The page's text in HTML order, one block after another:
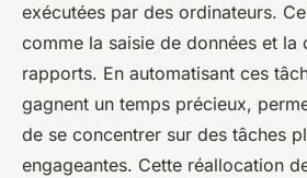
exécutées par des ordinateurs.
comme la saisie de données et la
rapports. En automatisant ces
gagnent un temps précieux,
de se concentrer sur des tâches
engageantes. Cette réallocation